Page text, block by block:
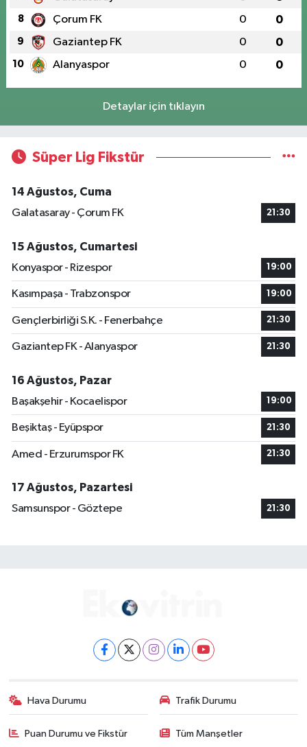
8 Çorum FK 0 0
9 Gaziantep FK 0 0
10 Alanyaspor 0 0
Detaylar için tıklayın
Süper Lig Fikstür
14 Ağustos, Cuma
Galatasaray - Çorum FK
21:30
15 Ağustos, Cumartesi
Konyaspor - Rizespor
19:00
Kasımpaşa - Trabzonspor 19:00
Gençlerbirliği S.K. - Fenerbahçe 21:30
Gaziantep FK - Alanyaspor 21:30
16 Ağustos, Pazar
Başakşehir - Kocaelispor
19:00
Beşiktaş - Eyüpspor 21:30
Amed - Erzurumspor FK 21:30
17 Ağustos, Pazartesi
Samsunspor - Göztepe
21:30
Hava Durumu Trafik Durumu
Puan Durumu ve Fikstür Tüm Manşetler